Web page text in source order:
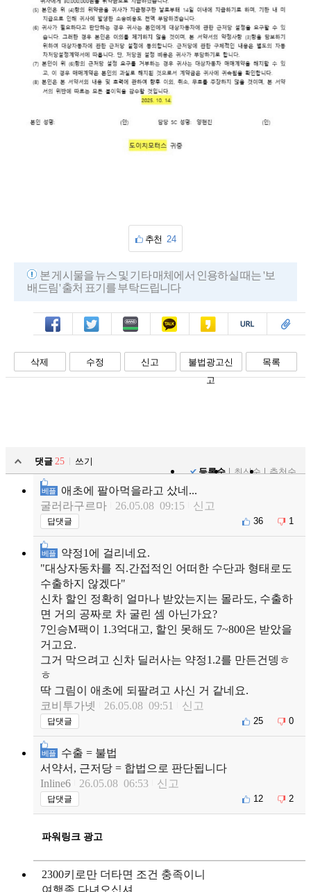
추천 24
본 게시물을 뉴스 및 기타 매체에서 인용하실 때는 '보
배드림' 출처 표기를 부탁드립니다
페북 트윗 밴드 카톡 카스 복사 스크랩
삭제 수정 신고
불법광고신
고
목록
댓글 25
쓰기
등록순
최신순 추천순
베플
애초에 팔아먹을라고 샀네...
굴러라구르마
26.05.08 09:15 신고
답댓글 36 1
베플
약정1에 걸리네요.
"대상자동차를 직.간접적인 어떠한 수단과 형태로도
수출하지 않겠다"
신차 할인 정확히 얼마나 받았는지는 몰라도, 수출하
면 거의 공짜로 차 굴린 셈 아닌가요?
7인승M팩이 1.3억대고, 할인 못해도 7~800은 받았을
거고요.
그거 막으려고 신차 딜러사는 약정1.2를 만든건뎅ㅎ
ㅎ
딱 그림이 애초에 되팔려고 사신 거 같네요.
코비투가넷
26.05.08 09:51 신고
답댓글 25 0
베플
수출 = 불법
서약서, 근저당 = 합법으로 판단됩니다
Inline6
26.05.08 06:53 신고
답댓글 12 2
파워링크 광고
2300키로만 더타면 조건 충족이니
여행좀 다녀오십셔